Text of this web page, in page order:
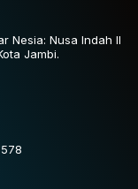
Nesia: Nusa Indah II
Jambi.